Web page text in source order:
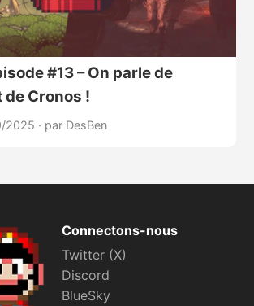
#13 – On parle de
de Cronos !
2025 · par DesBen
Connectons-nous
Twitter (X)
Discord
BlueSky